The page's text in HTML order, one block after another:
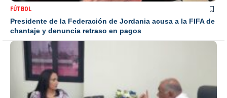
FÚTBOL
Presidente de la Federación de Jordania acusa a la FIFA de
chantaje y denuncia retraso en pagos